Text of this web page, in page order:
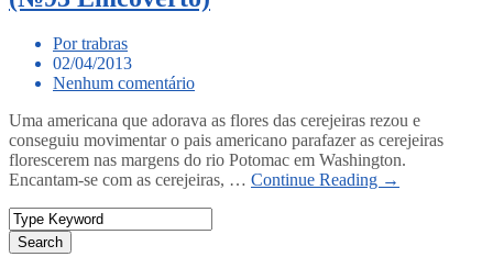
Por trabras
02/04/2013
Nenhum comentário
Uma americana que adorava as flores das cerejeiras rezou e
conseguiu movimentar o pais americano parafazer as cerejeiras
florescerem nas margens do rio Potomac em Washington.
Encantam-se com as cerejeiras, … Continue Reading →
Search